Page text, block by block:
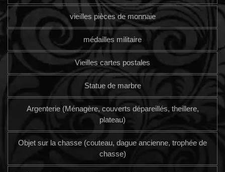
vieilles pièces de monnaie
médailles militaire
Vieilles cartes postales
Statue de marbre
Argenterie (Ménagère, couverts dépareillés, theillere,
plateau)
Objet sur la chasse (couteau, dague ancienne, trophée de
chasse)